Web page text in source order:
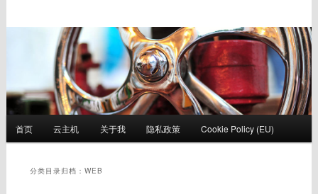
首页 云主机 关于我 隐私政策 Cookie Policy (EU)
分类目录归档： WEB